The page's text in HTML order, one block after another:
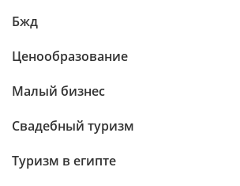
Бжд
Ценообразование
Малый бизнес
Свадебный туризм
Туризм в египте